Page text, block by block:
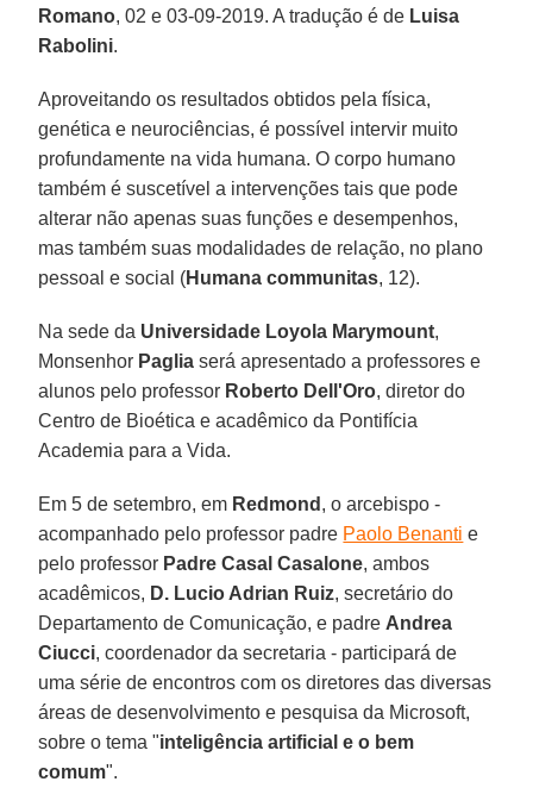
Romano, 02 e 03-09-2019. A tradução é de Luisa
Rabolini.
Aproveitando os resultados obtidos pela física,
genética e neurociências, é possível intervir muito
profundamente na vida humana. O corpo humano
também é suscetível a intervenções tais que pode
alterar não apenas suas funções e desempenhos,
mas também suas modalidades de relação, no plano
pessoal e social (Humana communitas, 12).
Na sede da Universidade Loyola Marymount,
Monsenhor Paglia será apresentado a professores e
alunos pelo professor Roberto Dell'Oro, diretor do
Centro de Bioética e acadêmico da Pontifícia
Academia para a Vida.
Em 5 de setembro, em Redmond , o arcebispo -
acompanhado pelo professor padre Paolo Benanti e
pelo professor Padre Casal Casalone, ambos
acadêmicos, D. Lucio Adrian Ruiz, secretário do
Departamento de Comunicação, e padre Andrea
Ciucci, coordenador da secretaria - participará de
uma série de encontros com os diretores das diversas
áreas de desenvolvimento e pesquisa da Microsoft,
sobre o tema "inteligência artificial e o bem
comum".